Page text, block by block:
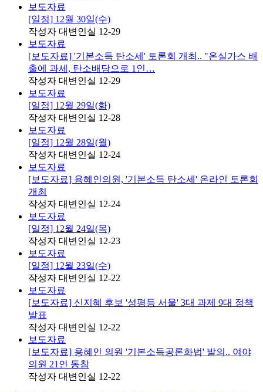
보도자료
[일정] 12월 30일(수)
작성자 대변인실 12-29
보도자료
[보도자료] '기본소득 탄소세' 토론회 개최.. "온실가스 배
출에 과세, 탄소배당으로 1인…
작성자 대변인실 12-29
보도자료
[일정] 12월 29일(화)
작성자 대변인실 12-28
보도자료
[일정] 12월 28일(월)
작성자 대변인실 12-24
보도자료
[보도자료] 용혜인의원, '기본소득 탄소세' 온라인 토론회
개최
작성자 대변인실 12-24
보도자료
[일정] 12월 24일(목)
작성자 대변인실 12-23
보도자료
[일정] 12월 23일(수)
작성자 대변인실 12-22
보도자료
[보도자료] 신지혜 후보 '성평등 서울' 3대 과제 9대 정책
발표
작성자 대변인실 12-22
보도자료
[보도자료] 용혜인 의원 '기본소득공론화법' 발의.. 여야
의원 21인 동참
작성자 대변인실 12-22